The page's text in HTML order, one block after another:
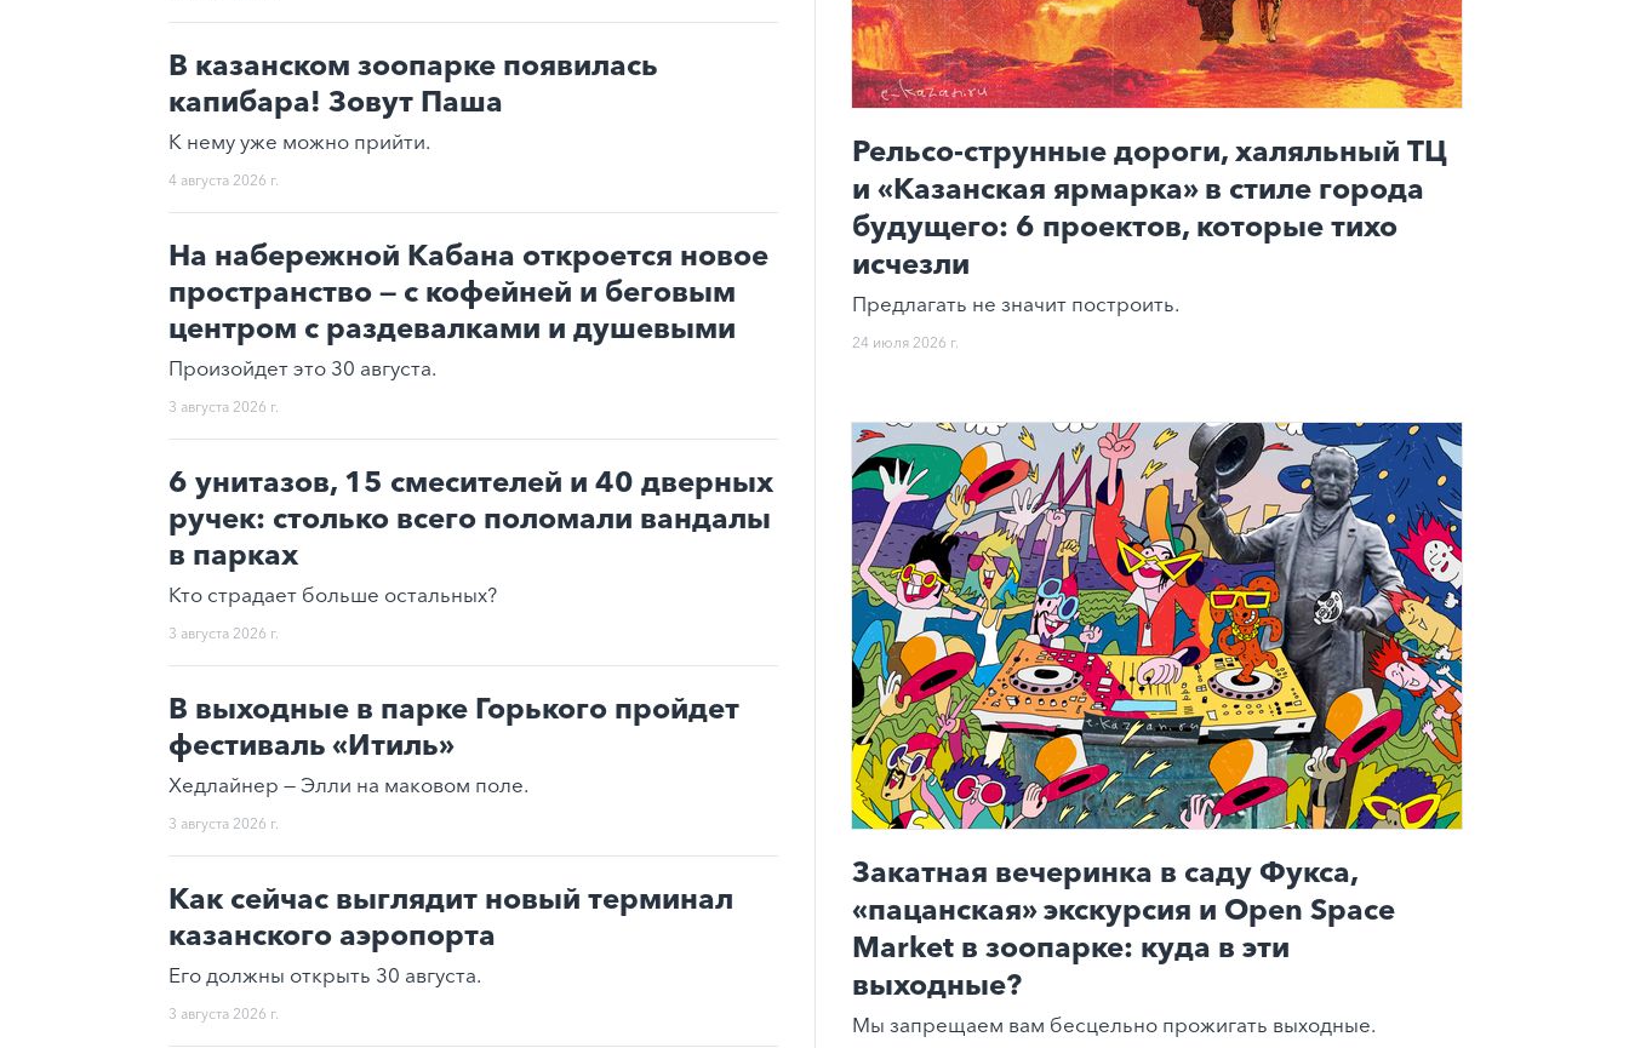
В казанском зоопарке появилась
капибара! Зовут Паша
К нему уже можно прийти.
4 августа 2026 г.
На набережной Кабана откроется новое
пространство — с кофейней и беговым
центром с раздевалками и душевыми
Произойдет это 30 августа.
3 августа 2026 г.
6 унитазов, 15 смесителей и 40 дверных
ручек: столько всего поломали вандалы
в парках
Кто страдает больше остальных?
3 августа 2026 г.
В выходные в парке Горького пройдет
фестиваль «Итиль»
Хедлайнер — Элли на маковом поле.
3 августа 2026 г.
Как сейчас выглядит новый терминал
казанского аэропорта
Его должны открыть 30 августа.
3 августа 2026 г.
Рельсо-струнные дороги, халяльный ТЦ
и «Казанская ярмарка» в стиле города
будущего: 6 проектов, которые тихо
исчезли
Предлагать не значит построить.
24 июля 2026 г.
Закатная вечеринка в саду Фукса,
«пацанская» экскурсия и Open Space
Market в зоопарке: куда в эти
выходные?
Мы запрещаем вам бесцельно прожигать выходные.